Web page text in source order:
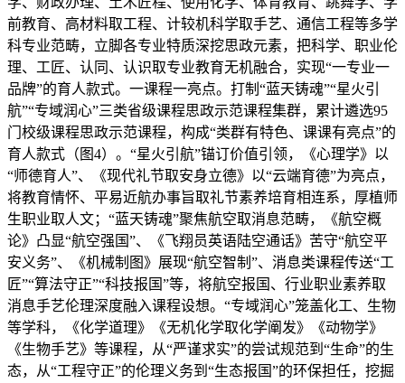
前教育、高材料取工程、计较机科学取手艺、通信工程等多学
科专业范畴，立脚各专业特质深挖思政元素，把科学、职业伦
理、工匠、认同、认识取专业教育无机融合，实现“一专业一
品牌”的育人款式。一课程一亮点。打制“蓝天铸魂”“星火引
航”“专域润心”三类省级课程思政示范课程集群，累计遴选95
门校级课程思政示范课程，构成“类群有特色、课课有亮点”的
育人款式（图4）。“星火引航”锚订价值引领，《心理学》以
“师德育人”、《现代礼节取安身立德》以“云端育德”为亮点，
将教育情怀、平易近航办事旨取礼节素养培育相连系，厚植师
生职业取人文；“蓝天铸魂”聚焦航空取消息范畴，《航空概
论》凸显“航空强国”、《飞翔员英语陆空通话》苦守“航空平
安义务”、《机械制图》展现“航空智制”、消息类课程传送“工
匠”“算法守正”“科技报国”等，将航空报国、行业职业素养取
消息手艺伦理深度融入课程设想。“专域润心”笼盖化工、生物
等学科，《化学道理》《无机化学取化学阐发》《动物学》
《生物手艺》等课程，从“严谨求实”的尝试规范到“生命”的生
态，从“工程守正”的伦理义务到“生态报国”的环保担任，挖掘